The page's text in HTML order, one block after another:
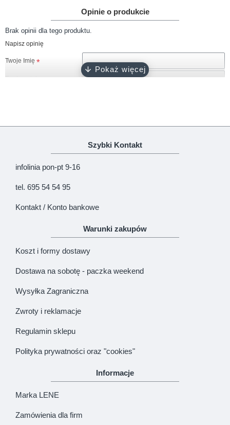
krótki
Rozmiary 80
czarny
napy bezniklowe
Opinie o produkcie
Brak opinii dla tego produktu.
Napisz opinię
Twoje Imię
Twoja opinia
ZłaSzybki Kontakt
infolinia pon-pt 9-16
tel. 695 54 54 95
Kontakt / Konto bankowe
Warunki zakupów
Koszt i formy dostawy
Dostawa na sobotę - paczka weekend
Wysyłka Zagraniczna
Zwroty i reklamacje
Regulamin sklepu
Polityka prywatności oraz "cookies"
Informacje
Marka LENE
Zamówienia dla firm